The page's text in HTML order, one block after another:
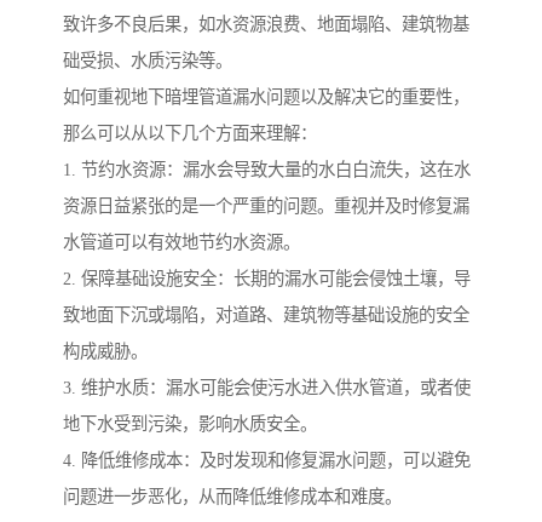
致许多不良后果，如水资源浪费、地面塌陷、建筑物基
础受损、水质污染等。
如何重视地下暗埋管道漏水问题以及解决它的重要性，
那么可以从以下几个方面来理解：
1. 节约水资源：漏水会导致大量的水白白流失，这在水
资源日益紧张的是一个严重的问题。重视并及时修复漏
水管道可以有效地节约水资源。
2. 保障基础设施安全：长期的漏水可能会侵蚀土壤，导
致地面下沉或塌陷，对道路、建筑物等基础设施的安全
构成威胁。
3. 维护水质：漏水可能会使污水进入供水管道，或者使
地下水受到污染，影响水质安全。
4. 降低维修成本：及时发现和修复漏水问题，可以避免
问题进一步恶化，从而降低维修成本和难度。